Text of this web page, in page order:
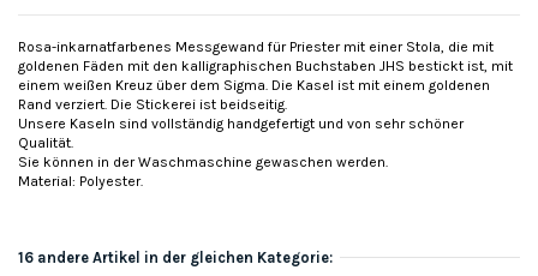
Rosa-inkarnatfarbenes Messgewand für Priester mit einer Stola, die mit
goldenen Fäden mit den kalligraphischen Buchstaben JHS bestickt ist, mit
einem weißen Kreuz über dem Sigma. Die Kasel ist mit einem goldenen
Rand verziert. Die Stickerei ist beidseitig.
Unsere Kaseln sind vollständig handgefertigt und von sehr schöner
Qualität.
Sie können in der Waschmaschine gewaschen werden.
Material: Polyester.
16 andere Artikel in der gleichen Kategorie: